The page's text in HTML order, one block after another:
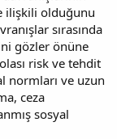
ilişkili olduğunu
sırasında
gözler önüne
risk ve tehdit
normları ve uzun
ceza
sosyal